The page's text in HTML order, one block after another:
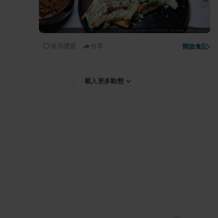
表示讚賞 分享 開啟食記›
載入更多動態